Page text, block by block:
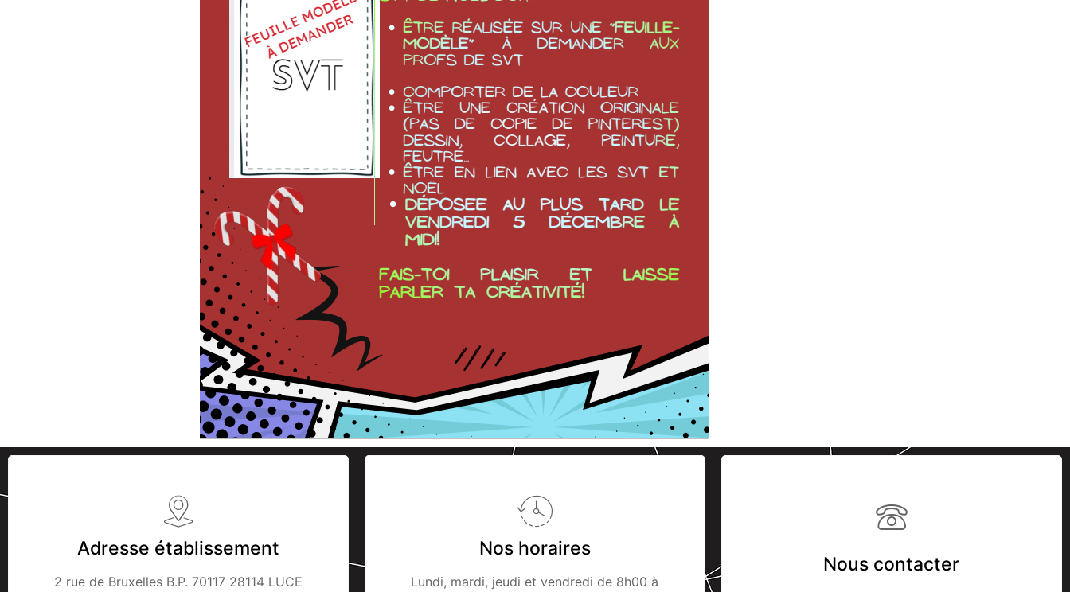
Adresse établissement
2 rue de Bruxelles B.P. 70117 28114 LUCE
Nos horaires
Lundi, mardi, jeudi et vendredi de 8h00 à
Nous contacter